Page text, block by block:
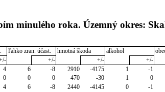
minulého roka. Územný okres:
ľahko zran. účast. hmotná škoda alkohol
+/- +/- +/-
4 6 -8 2910 -4175 1 -1
0 0 0 470 -30 1 0
4 6 -8 2440 -4145 0 -1